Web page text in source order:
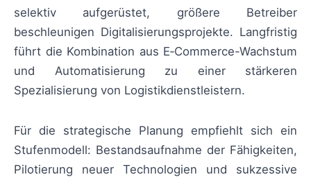
selektiv aufgerüstet, größere Betreiber
beschleunigen Digitalisierungsprojekte. Langfristig
führt die Kombination aus E‑Commerce-Wachstum
und Automatisierung zu einer stärkeren
Spezialisierung von Logistikdienstleistern.
Für die strategische Planung empfiehlt sich ein
Stufenmodell: Bestandsaufnahme der Fähigkeiten,
Pilotierung neuer Technologien und sukzessive